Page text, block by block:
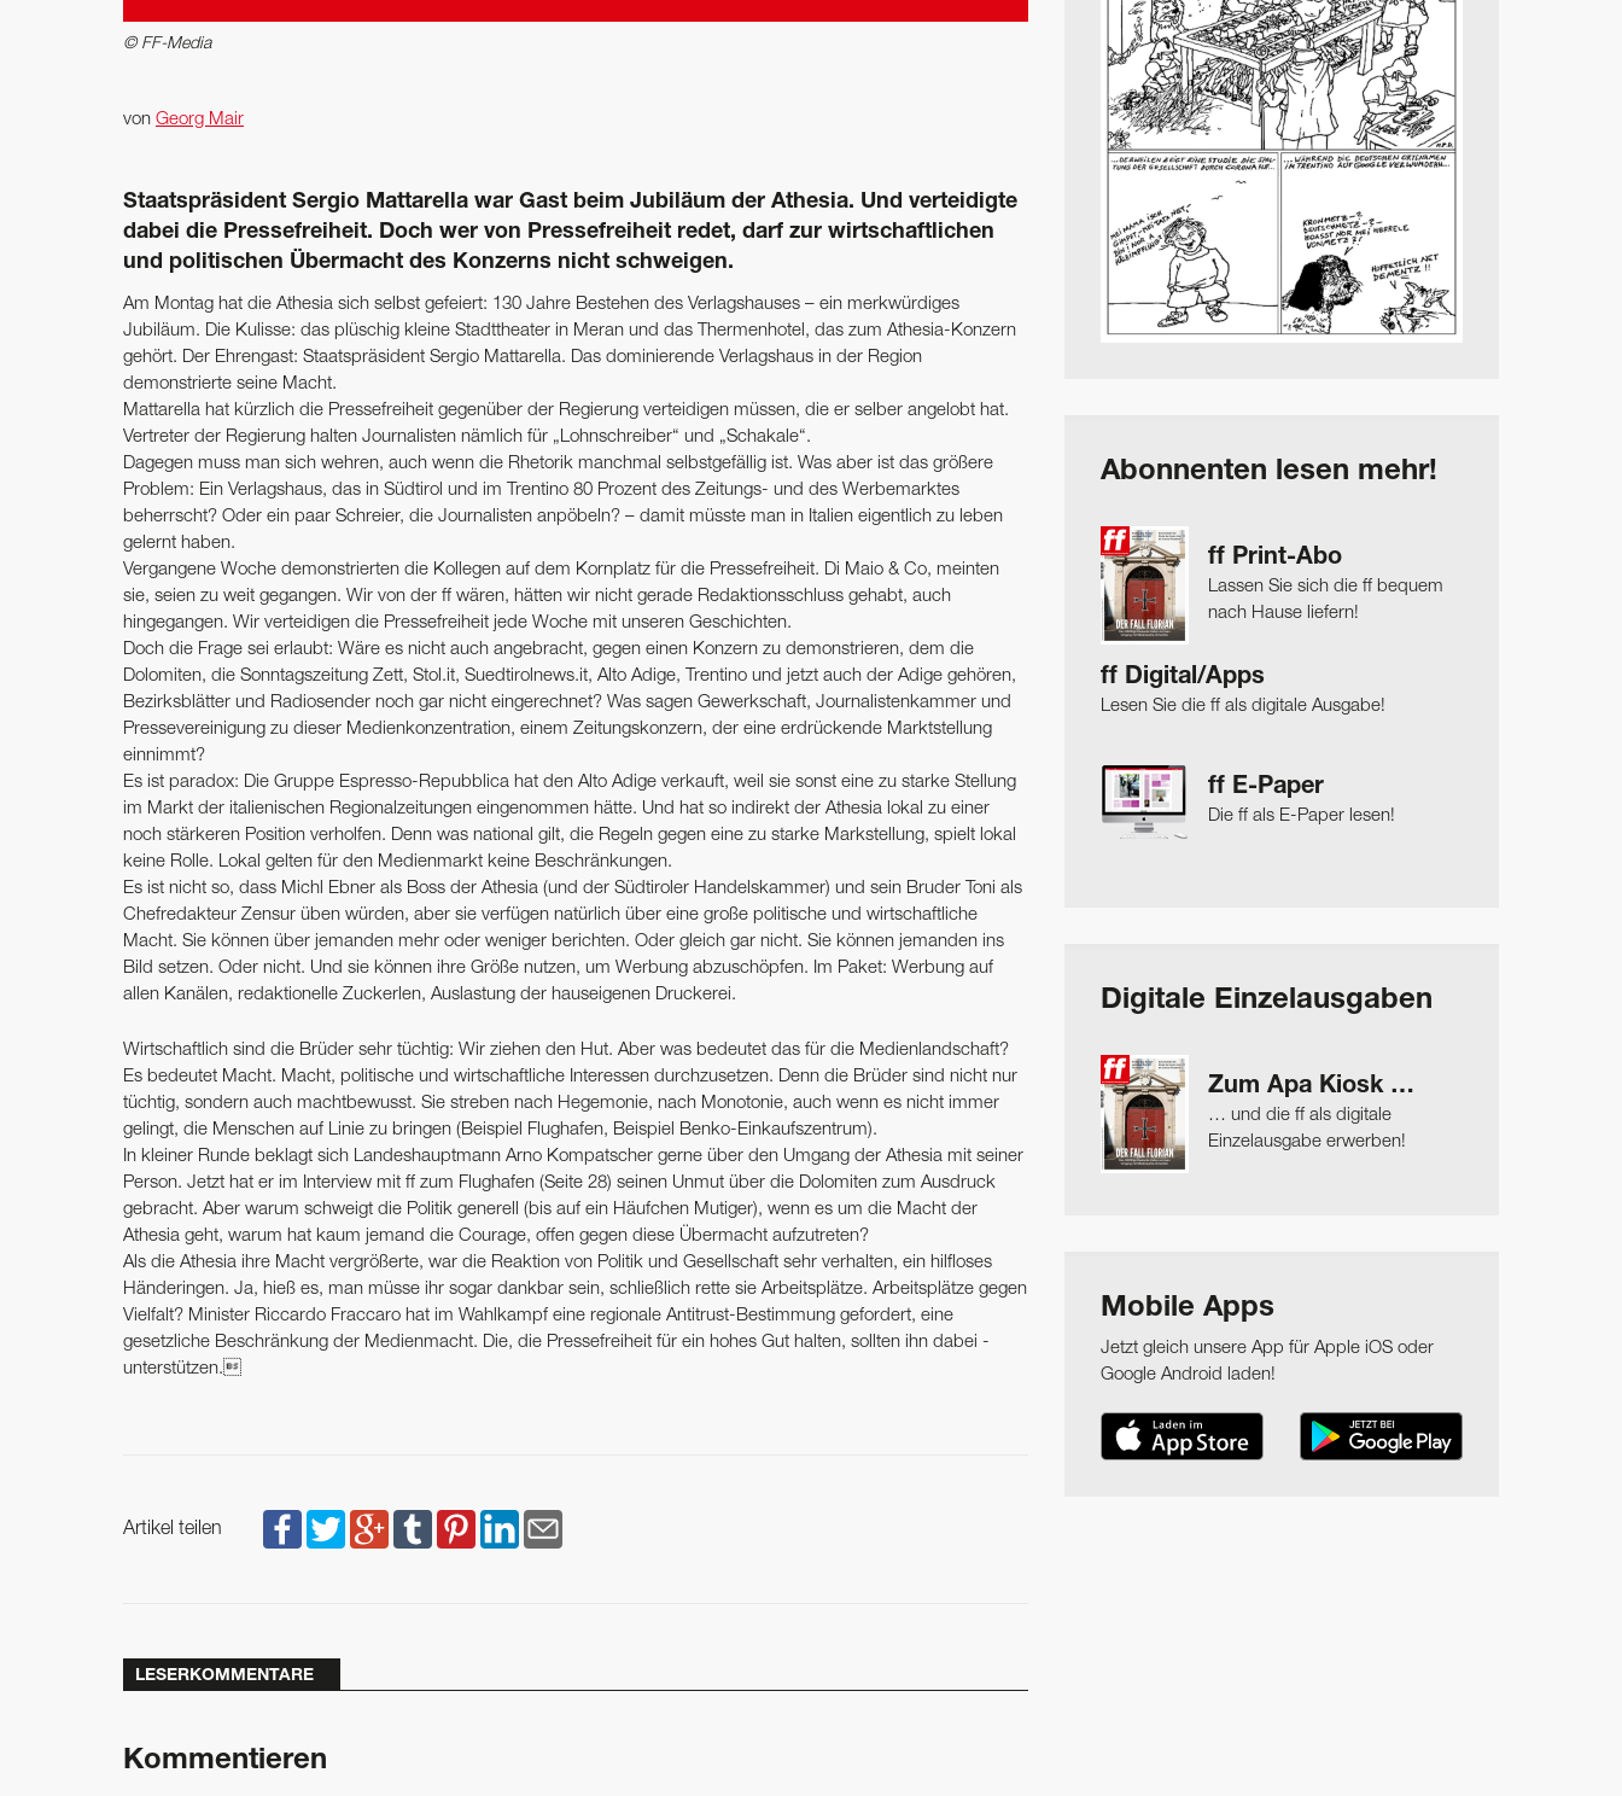
© FF-Media
von Georg Mair
Staatspräsident Sergio Mattarella war Gast beim Jubiläum der Athesia. Und verteidigte
dabei die Pressefreiheit. Doch wer von Pressefreiheit redet, darf zur wirtschaftlichen
und politischen Übermacht des Konzerns nicht schweigen.
Am Montag hat die Athesia sich selbst gefeiert: 130 Jahre Bestehen des Verlagshauses – ein merkwürdiges
Jubiläum. Die Kulisse: das plüschig kleine Stadttheater in Meran und das Thermenhotel, das zum Athesia-Konzern
gehört. Der Ehrengast: Staatspräsident Sergio Mattarella. Das dominierende Verlagshaus in der Region
demonstrierte seine Macht.
Mattarella hat kürzlich die Pressefreiheit gegenüber der Regierung verteidigen müssen, die er selber angelobt hat.
Vertreter der Regierung halten Journalisten nämlich für „Lohnschreiber“ und „Schakale“.
Dagegen muss man sich wehren, auch wenn die Rhetorik manchmal selbstgefällig ist. Was aber ist das größere
Problem: Ein Verlagshaus, das in Südtirol und im Trentino 80 Prozent des Zeitungs- und des Werbemarktes
beherrscht? Oder ein paar Schreier, die Journalisten anpöbeln? – damit ­müsste man in Italien eigentlich zu leben
gelernt haben.
Vergangene Woche demonstrierten die Kollegen auf dem Kornplatz für die Pressefreiheit. Di Maio & Co, meinten
sie, seien zu weit gegangen. Wir von der ff wären, hätten wir nicht gerade Redaktionsschluss gehabt, auch
hingegangen. Wir verteidigen die Pressefreiheit jede Woche mit unseren Geschichten.
Doch die Frage sei erlaubt: Wäre es nicht auch angebracht, gegen einen Konzern zu demonstrieren, dem die
Dolomiten, die Sonntagszeitung Zett, Stol.it, Suedtirolnews.it, Alto Adige, Trentino und jetzt auch der Adige gehören,
Bezirksblätter und Radiosender noch gar nicht eingerechnet? Was sagen Gewerkschaft, Journalistenkammer und
Pressevereinigung zu dieser Medienkonzentration, einem Zeitungskonzern, der eine erdrückende Marktstellung
einnimmt?
Es ist paradox: Die Gruppe Espresso-Repubblica hat den Alto Adige verkauft, weil sie sonst eine zu starke Stellung
im Markt der italienischen Regionalzeitungen eingenommen hätte. Und hat so indirekt der Athesia lokal zu einer
noch stärkeren Position verholfen. Denn was national gilt, die Regeln gegen eine zu starke Markstellung, spielt lokal
keine Rolle. Lokal gelten für den Medienmarkt keine Beschränkungen.
Es ist nicht so, dass Michl Ebner als Boss der Athesia (und der Südtiroler Handelskammer) und sein Bruder Toni als
Chefredakteur Zensur üben würden, aber sie verfügen natürlich über eine große politische und wirtschaftliche
Macht. Sie können über jemanden mehr oder weniger berichten. Oder gleich gar nicht. Sie können jemanden ins
Bild setzen. Oder nicht. Und sie können ihre Größe nutzen, um Werbung abzuschöpfen. Im Paket: Werbung auf
allen Kanälen, redaktionelle Zuckerlen, Auslastung der haus­eigenen Druckerei.
Wirtschaftlich sind die Brüder sehr tüchtig: Wir ziehen den Hut. Aber was bedeutet das für die Medienlandschaft?
Es bedeutet Macht. Macht, politische und wirtschaftliche Interessen durchzusetzen. Denn die Brüder sind nicht nur
tüchtig, sondern auch machtbewusst. Sie streben nach Hegemonie, nach Monotonie, auch wenn es nicht immer
gelingt, die Menschen auf Linie zu bringen (Beispiel Flughafen, Beispiel Benko-Einkaufszentrum).
In kleiner Runde beklagt sich Landeshauptmann Arno Kompatscher gerne über den Umgang der Athesia mit seiner
Person. Jetzt hat er im Interview mit ff zum Flughafen (Seite 28) seinen Unmut über die Dolomiten zum Ausdruck
gebracht. Aber warum schweigt die Politik generell (bis auf ein Häufchen Mutiger), wenn es um die Macht der
Athesia geht, warum hat kaum jemand die Courage, offen gegen diese Übermacht aufzutreten?
Als die Athesia ihre Macht vergrößerte, war die Reaktion von Politik und Gesellschaft sehr verhalten, ein hilfloses
Händeringen. Ja, hieß es, man müsse ihr sogar dankbar sein, schließlich rette sie Arbeitsplätze. Arbeitsplätze gegen
Vielfalt? Minister Riccardo Fraccaro hat im Wahlkampf eine regionale Antitrust-Bestimmung gefordert, eine
gesetzliche Beschränkung der Medienmacht. Die, die Pressefreiheit für ein hohes Gut halten, sollten ihn dabei ­
unterstützen.
Artikel teilen
LESERKOMMENTARE
Kommentieren
Abonnenten lesen mehr!
ff Print-Abo
Lassen Sie sich die ff bequem
nach Hause liefern!
ff Digital/Apps
Lesen Sie die ff als digitale Ausgabe!
ff E-Paper
Die ff als E-Paper lesen!
Digitale Einzelausgaben
Zum Apa Kiosk …
… und die ff als digitale
Einzelausgabe erwerben!
Mobile Apps
Jetzt gleich unsere App für Apple iOS oder
Google Android laden!